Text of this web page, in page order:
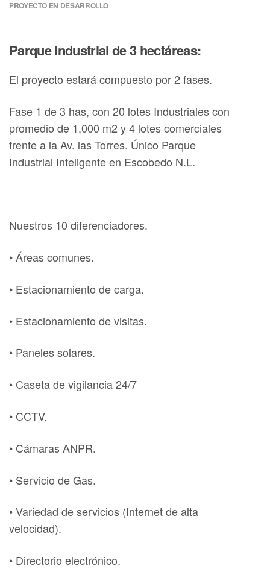
PROYECTO EN DESARROLLO
Parque Industrial de 3 hectáreas:
El proyecto estará compuesto por 2 fases.
Fase 1 de 3 has, con 20 lotes Industriales con
promedio de 1,000 m2 y 4 lotes comerciales
frente a la Av. las Torres. Único Parque
Industrial Inteligente en Escobedo N.L.
Nuestros 10 diferenciadores.
• Áreas comunes.
• Estacionamiento de carga.
• Estacionamiento de visitas.
• Paneles solares.
• Caseta de vigilancia 24/7
• CCTV.
• Cámaras ANPR.
• Servicio de Gas.
• Variedad de servicios (Internet de alta
velocidad).
• Directorio electrónico.